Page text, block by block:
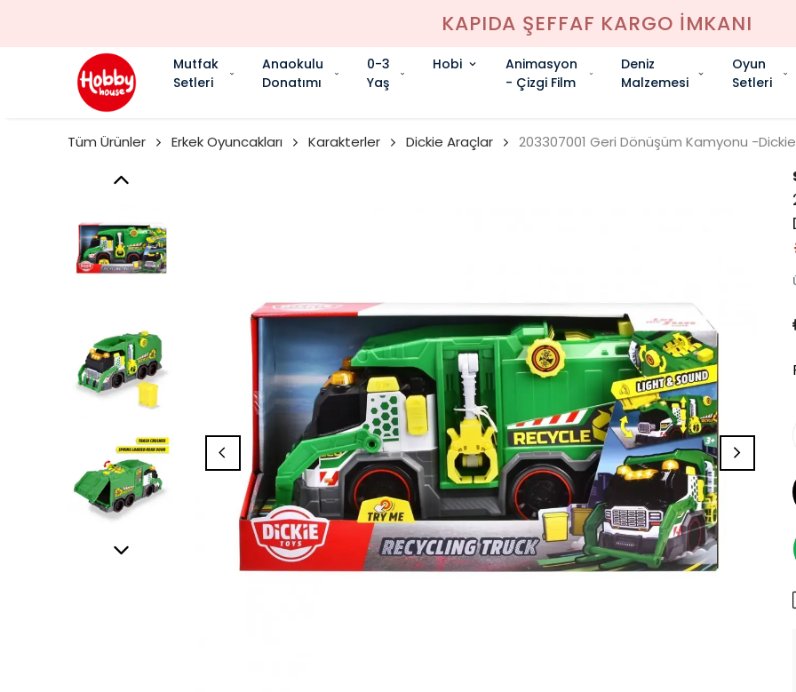
KAPIDA ŞEFFAF KARGO İMKANI
Mutfak
Setleri
Anaokulu
Donatımı
0-3
Yaş
Hobi
Animasyon
- Çizgi Film
Deniz
Malzemesi
Oyun
Setleri
Tüm Ürünler Erkek Oyuncakları Karakterler Dickie Araçlar 203307001 Geri Dönüşüm Kamyonu -Dickie